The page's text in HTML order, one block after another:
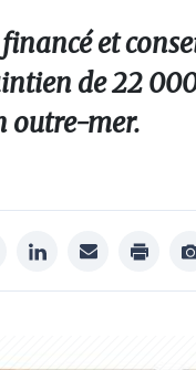
financé et
de 22
outre-mer.
linkedinmail print